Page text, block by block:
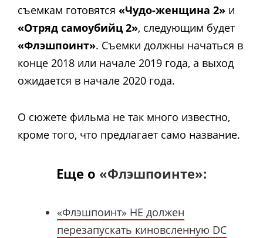
съемкам готовятся «Чудо-женщина 2» и
«Отряд самоубийц 2», следующим будет
«Флэшпоинт». Съемки должны начаться в
конце 2018 или начале 2019 года, а выход
ожидается в начале 2020 года.
О сюжете фильма не так много известно,
кроме того, что предлагает само название.
Еще о «Флэшпоинте»:
«Флэшпоинт» НЕ должен
перезапускать киновсленную DC